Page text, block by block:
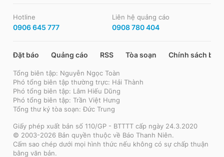
Hotline
0906 645 777
Liên hệ quảng cáo
0908 780 404
Đặt báo Quảng cáo RSS Tòa soạn Chính sách bảo
Tổng biên tập: Nguyễn Ngọc Toàn
Phó tổng biên tập thường trực: Hải Thành
Phó tổng biên tập: Lâm Hiếu Dũng
Phó tổng biên tập: Trần Việt Hưng
Tổng thư ký tòa soạn: Đức Trung
Giấy phép xuất bản số 110/GP - BTTTT cấp ngày 24.3.2020
© 2003-2026 Bản quyền thuộc về Báo Thanh Niên.
Cấm sao chép dưới mọi hình thức nếu không có sự chấp thuận
bằng văn bản.